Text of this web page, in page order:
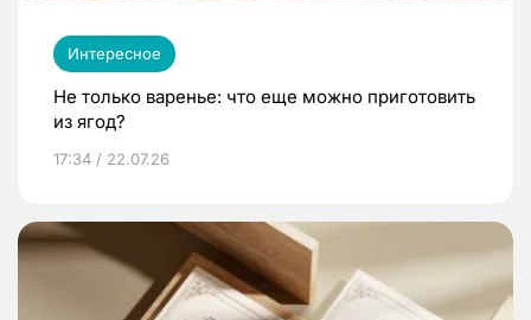
Интересное
Не только варенье: что еще можно приготовить
из ягод?
17:34 / 22.07.26